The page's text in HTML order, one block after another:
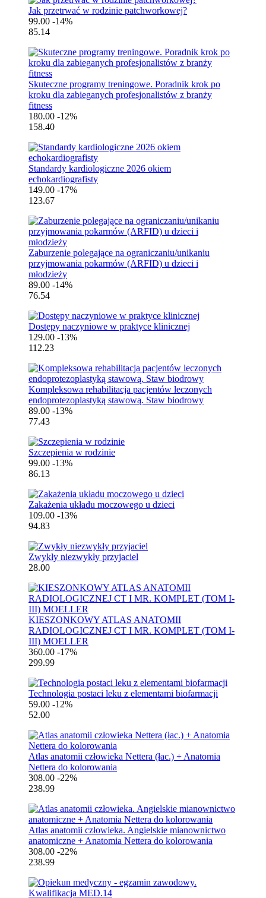
Jak przetrwać w rodzinie patchworkowej?
99.00 -14%
85.14
Skuteczne programy treningowe. Poradnik krok po
kroku dla zabieganych profesjonalistów z branży
fitness
180.00 -12%
158.40
Standardy kardiologiczne 2026 okiem
echokardiografisty
149.00 -17%
123.67
Zaburzenie polegające na ograniczaniu/unikaniu
przyjmowania pokarmów (ARFID) u dzieci i
młodzieży
89.00 -14%
76.54
Dostępy naczyniowe w praktyce klinicznej
129.00 -13%
112.23
Kompleksowa rehabilitacja pacjentów leczonych
endoprotezoplastyką stawową. Staw biodrowy
89.00 -13%
77.43
Szczepienia w rodzinie
99.00 -13%
86.13
Zakażenia układu moczowego u dzieci
109.00 -13%
94.83
Zwykły niezwykły przyjaciel
28.00
KIESZONKOWY ATLAS ANATOMII
RADIOLOGICZNEJ CT I MR. KOMPLET (TOM I-
III) MOELLER
360.00 -17%
299.99
Technologia postaci leku z elementami biofarmacji
59.00 -12%
52.00
Atlas anatomii człowieka Nettera (łac.) + Anatomia
Nettera do kolorowania
308.00 -22%
238.99
Atlas anatomii człowieka. Angielskie mianownictwo
anatomiczne + Anatomia Nettera do kolorowania
308.00 -22%
238.99